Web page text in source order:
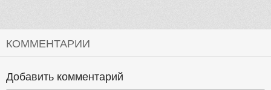
КОММЕНТАРИИ
Добавить комментарий